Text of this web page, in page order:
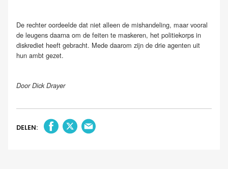
De rechter oordeelde dat niet alleen de mishandeling, maar vooral
de leugens daarna om de feiten te maskeren, het politiekorps in
diskrediet heeft gebracht. Mede daarom zijn de drie agenten uit
hun ambt gezet.
Door Dick Drayer
DELEN: